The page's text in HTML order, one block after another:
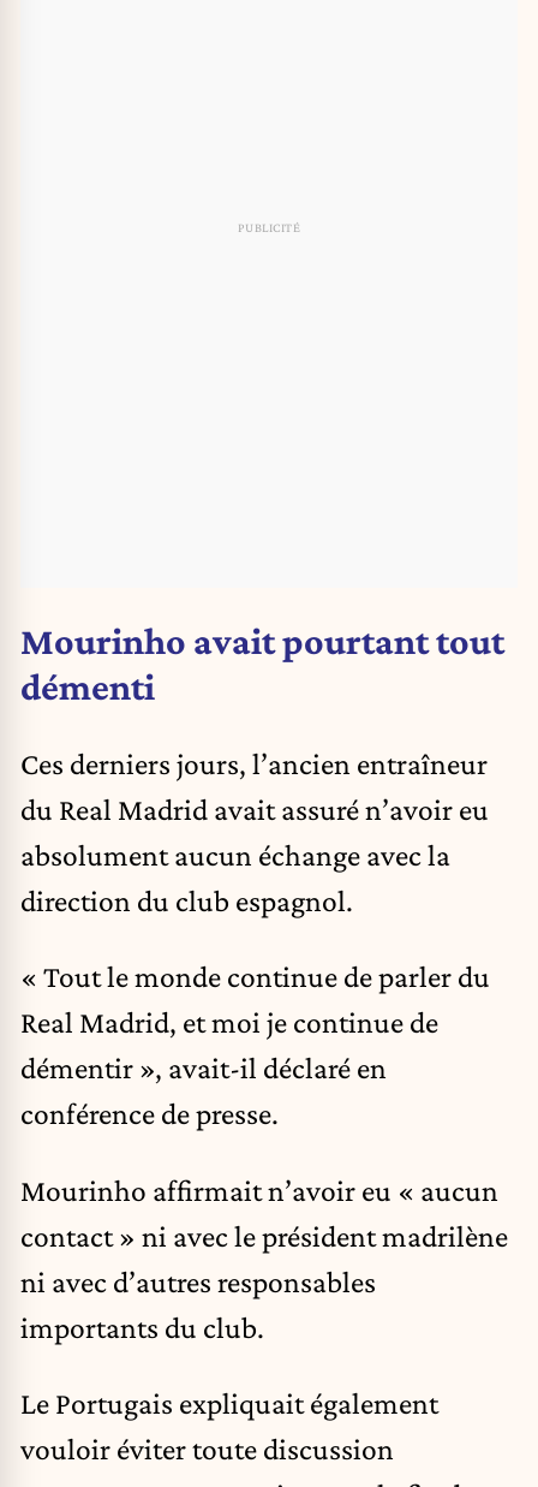
Mourinho avait pourtant tout
démenti
Ces derniers jours, l’ancien entraîneur
du Real Madrid avait assuré n’avoir eu
absolument aucun échange avec la
direction du club espagnol.
« Tout le monde continue de parler du
Real Madrid, et moi je continue de
démentir », avait-il déclaré en
conférence de presse.
Mourinho affirmait n’avoir eu « aucun
contact » ni avec le président madrilène
ni avec d’autres responsables
importants du club.
Le Portugais expliquait également
vouloir éviter toute discussion